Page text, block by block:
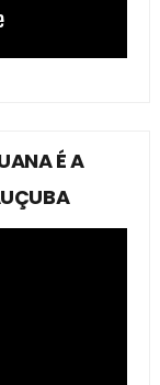
É A